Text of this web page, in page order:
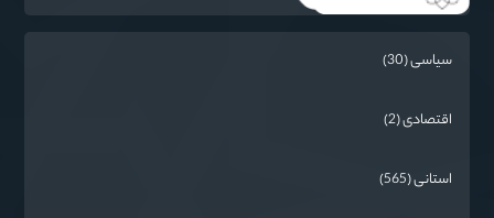
سیاسی (30)
اقتصادی (2)
استانی (565)